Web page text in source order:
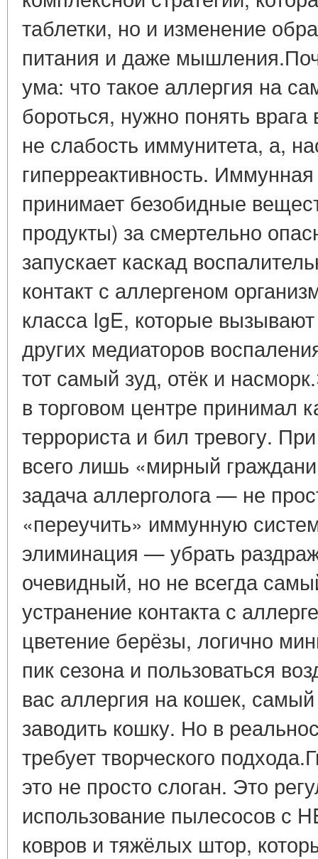
таблетки, но и изменение
питания и даже
ума: что такое аллергия на
бороться, нужно понять
не слабость иммунитета, а,
гиперреактивность.
принимает безобидные
продукты) за смертельно
запускает каскад
контакт с аллергеном
класса IgE, которые
других медиаторов
тот самый зуд, отёк и
в торговом центре принимал
террориста и бил тревогу.
всего лишь «мирный
задача аллерголога — не
«переучить» иммунную
элиминация — убрать
очевидный, но не всегда
устранение контакта с
цветение берёзы, логично
пик сезона и пользоваться
вас аллергия на кошек,
заводить кошку. Но в
требует творческого
это не просто слоган. Это
использование пылесосов с
ковров и тяжёлых штор,